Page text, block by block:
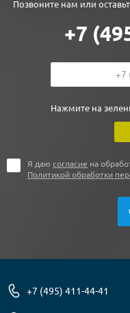
Позвоните нам или
+7
Нажмите на
Я даю согласие на
Политикой обработки
+7 (495) 411-44-41